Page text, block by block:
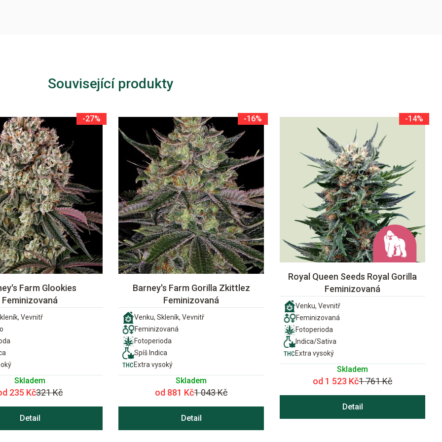
Související produkty
-27%
Farm Glookies
Feminizovaná
Vevnitř
Skladem
235 Kč321 Kč
Detail
-16%
Barney's Farm Gorilla Zkittlez
Feminizovaná
Venku, Skleník, Vevnitř
Feminizovaná
Fotoperioda
Spíš Indica
Extra vysoký
Skladem
od 881 Kč1 043 Kč
Detail
-14%
Royal Queen Seeds Royal Gorilla
Feminizovaná
Venku, Vevnitř
Feminizovaná
Fotoperioda
Indica/Sativa
Extra vysoký
Skladem
od 1 523 Kč1 761 Kč
Detail